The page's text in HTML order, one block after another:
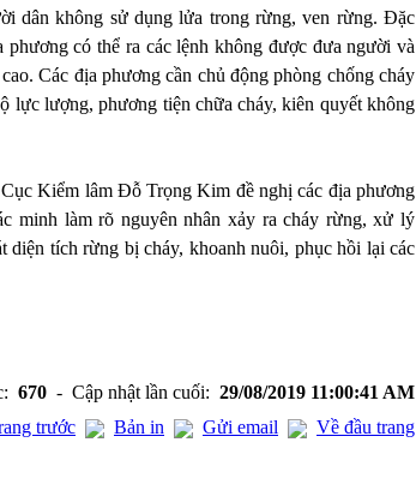
dân không sử dụng lửa trong rừng, ven rừng. Đặc
có thể ra các lệnh không được đưa người và
Các địa phương cần chủ động phòng chống cháy
lực lượng, phương tiện chữa cháy, kiên quyết không
Kiểm lâm Đỗ Trọng Kim đề nghị các địa phương
minh làm rõ nguyên nhân xảy ra cháy rừng, xử lý
diện tích rừng bị cháy, khoanh nuôi, phục hồi lại các
670 - Cập nhật lần cuối: 29/08/2019 11:00:41 AM
trước
Bản in Gửi email Về đầu trang